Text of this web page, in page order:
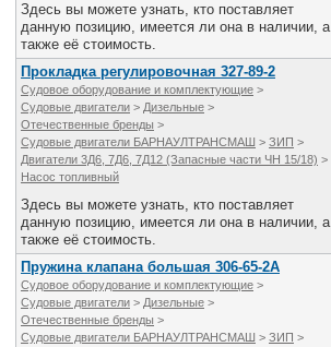
Здесь вы можете узнать, кто поставляет
данную позицию, имеется ли она в наличии, а
также её стоимость.
Прокладка регулировочная 327-89-2
Судовое оборудование и комплектующие >
Судовые двигатели > Дизельные >
Отечественные бренды >
Судовые двигатели БАРНАУЛТРАНСМАШ > ЗИП >
Двигатели 3Д6, 7Д6, 7Д12 (Запасные части ЧН 15/18) >
Насос топливный
Здесь вы можете узнать, кто поставляет
данную позицию, имеется ли она в наличии, а
также её стоимость.
Пружина клапана большая 306-65-2А
Судовое оборудование и комплектующие >
Судовые двигатели > Дизельные >
Отечественные бренды >
Судовые двигатели БАРНАУЛТРАНСМАШ > ЗИП >